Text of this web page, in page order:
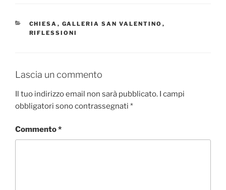
CATEGORIE
CHIESA , GALLERIA SAN VALENTINO ,
RIFLESSIONI
Lascia un commento
Il tuo indirizzo email non sarà pubblicato. I campi
obbligatori sono contrassegnati *
Commento*